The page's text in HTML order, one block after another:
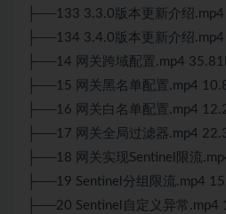
├──133 3.3.0版本更新介绍
├──134 3.4.0版本更新介绍
├──14 网关跨域配置.mp4
├──15 网关黑名单配置.mp4
├──16 网关白名单配置.mp4
├──17 网关全局过滤器.mp4
├──18 网关实现Sentinel限流
├──19 Sentinel分组限流.mp4
├──20 Sentinel自定义异常.mp4